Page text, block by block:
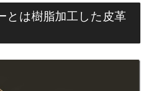
とは樹脂加工した皮革